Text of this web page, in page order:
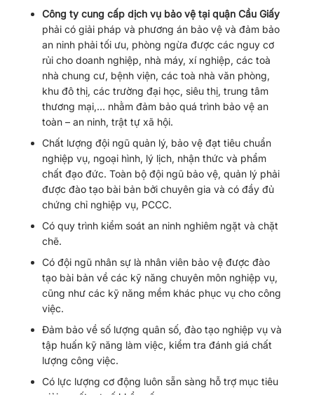
Công ty cung cấp dịch vụ bảo vệ tại quận Cầu Giấy
phải có giải pháp và phương án bảo vệ và đảm bảo
an ninh phải tối ưu, phòng ngừa được các nguy cơ
rủi cho doanh nghiệp, nhà máy, xí nghiệp, các toà
nhà chung cư, bệnh viện, các toà nhà văn phòng,
khu đô thị, các trường đại học, siêu thị, trung tâm
thương mại,… nhằm đảm bảo quá trình bảo vệ an
toàn – an ninh, trật tự xã hội.
Chất lượng đội ngũ quản lý, bảo vệ đạt tiêu chuẩn
nghiệp vụ, ngoại hình, lý lịch, nhận thức và phẩm
chất đạo đức. Toàn bộ đội ngũ bảo vệ, quản lý phải
được đào tạo bài bản bởi chuyên gia và có đầy đủ
chứng chỉ nghiệp vụ, PCCC.
Có quy trình kiểm soát an ninh nghiêm ngặt và chặt
chẽ.
Có đội ngũ nhân sự là nhân viên bảo vệ được đào
tạo bài bản về các kỹ năng chuyên môn nghiệp vụ,
cũng như các kỹ năng mềm khác phục vụ cho công
việc.
Đảm bảo về số lượng quân số, đào tạo nghiệp vụ và
tập huấn kỹ năng làm việc, kiểm tra đánh giá chất
lượng công việc.
Có lực lượng cơ động luôn sẵn sàng hỗ trợ mục tiêu